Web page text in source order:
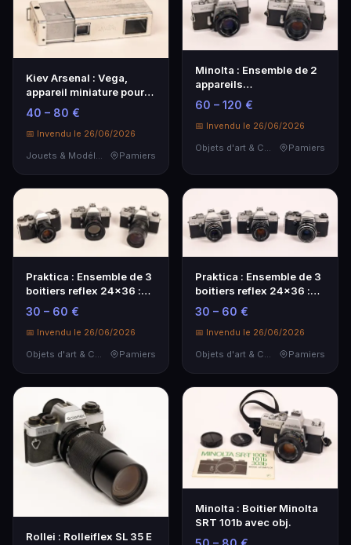
Kiev Arsenal : Vega,
appareil miniature pour
film 16mm, cond…
40 – 80 €
📅 Invendu le 26/06/2026
Pamiers
Minolta : Ensemble de 2
appareils
photographiques reflex
24x…
60 – 120 €
📅 Invendu le 26/06/2026
Objets d'art & Curiosités
Pamiers
Praktica : Ensemble de 3
boitiers reflex 24x36 :
Praktica No…
30 – 60 €
📅 Invendu le 26/06/2026
Pamiers
Praktica : Ensemble de 3
boitiers reflex 24x36 :
Praktica No…
30 – 60 €
📅 Invendu le 26/06/2026
Objets d'art & Curiosités
Pamiers
Rollei : Rolleiflex SL 35 E
Minolta : Boitier Minolta
SRT 101b avec obj.